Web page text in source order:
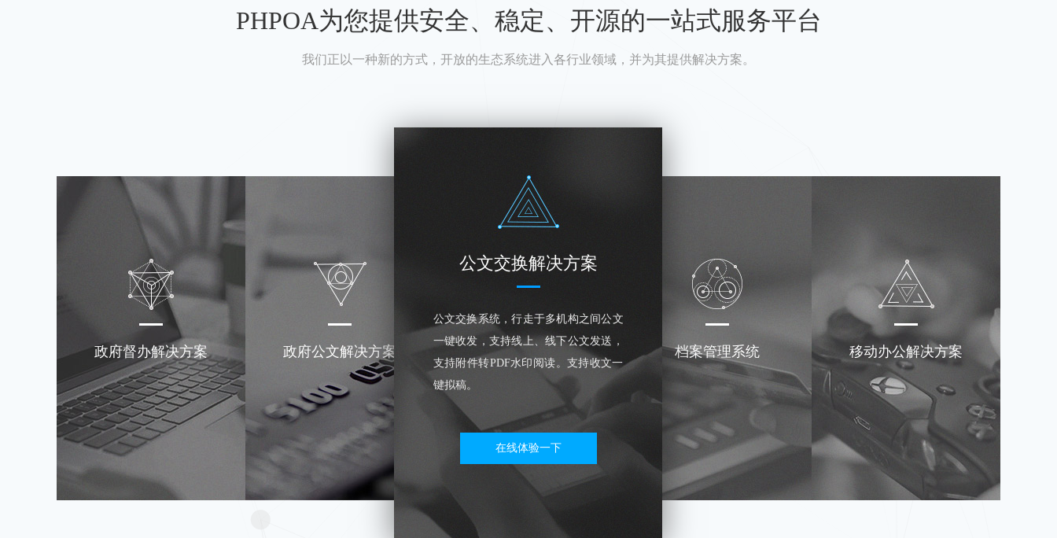
PHPOA为您提供安全、稳定、开源的一站式服务平台
我们正以一种新的方式，开放的生态系统进入各行业领域，并为其提供解决方案。
政府督办解决方案 政府公文解决方案
公文交换解决方案
公文交换系统，行走于多机构之间公文
一键收发，支持线上、线下公文发送，
支持附件转PDF水印阅读。支持收文一
键拟稿。
在线体验一下
档案管理系统 移动办公解决方案